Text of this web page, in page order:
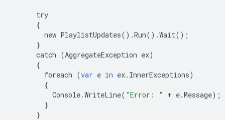
try
{
new PlaylistUpdates() .Run() .Wait();
}
catch (AggregateException ex)
{
foreach (var e in ex. InnerExceptions)
{
Console.WriteLine( "Error: " + e.Message);
}
}